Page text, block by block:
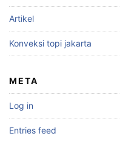
Artikel
Konveksi topi jakarta
META
Log in
Entries feed